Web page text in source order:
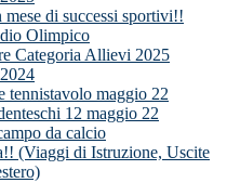
di successi sportivi!!
Olimpico
Categoria Allievi 2025
tennistavolo maggio 22
12 maggio 22
da calcio
(Viaggi di Istruzione, Uscite